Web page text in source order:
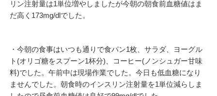
リン注射量は1単位増やしましたが今朝の朝食前血糖値はま
だ高く173mg/dlでした。
・今朝の食事はいつも通りで食パン1枚、サラダ、ヨーグル
ト(オリゴ糖をスプーン1杯分)、コーヒー(ノンシュガー甘味
料)でした。午前中は現場作業でした。今日も低血糖になり
ませんでした。朝食時のインスリン注射量を1単位減らしま